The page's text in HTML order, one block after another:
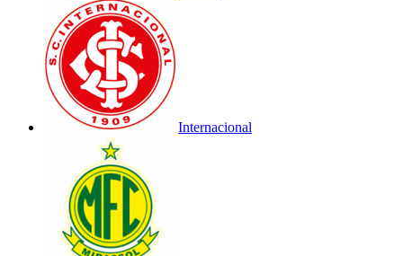
Internacional